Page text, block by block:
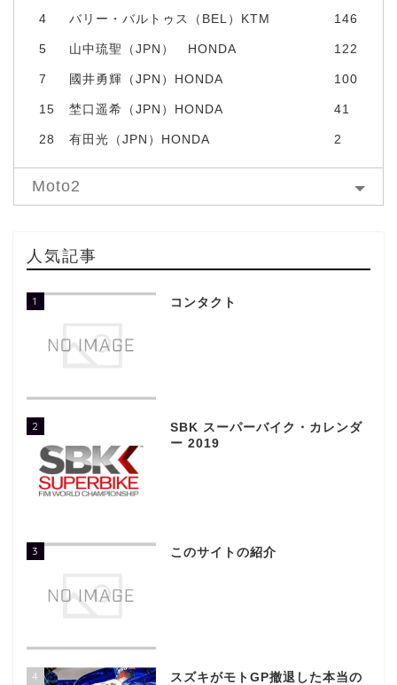
4 バリー・バルトゥス（BEL）KTM 146
5 山中琉聖（JPN） HONDA 122
7 國井勇輝（JPN）HONDA 100
15 埜口遥希（JPN）HONDA 41
28 有田光（JPN）HONDA 2
Moto2
人気記事
1 コンタクト
2
SBK スーパーバイク・カレンダ
ー 2019
3 このサイトの紹介
4
スズキがモトGP撤退した本当の